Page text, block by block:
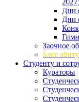
Дни
Дни
Заочное
Блог
Студенту и
Кураторы